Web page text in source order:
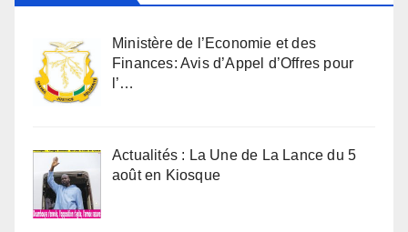
Ministère de l’Economie et des
Finances: Avis d’Appel d’Offres pour
l’…
Actualités : La Une de La Lance du 5
août en Kiosque